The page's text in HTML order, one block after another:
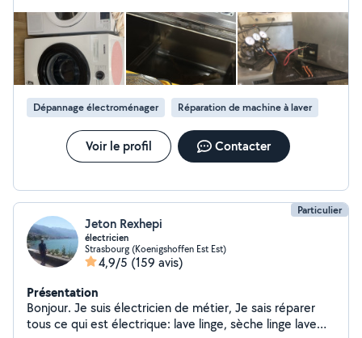
Dépannage électroménager Réparation de machine à laver
Voir le profil Contacter
Particulier
Jeton Rexhepi
électricien
Strasbourg (Koenigshoffen Est Est)
4,9/5 (159 avis)
Présentation
Bonjour. Je suis électricien de métier, Je sais réparer
tous ce qui est électrique: lave linge, sèche linge lave